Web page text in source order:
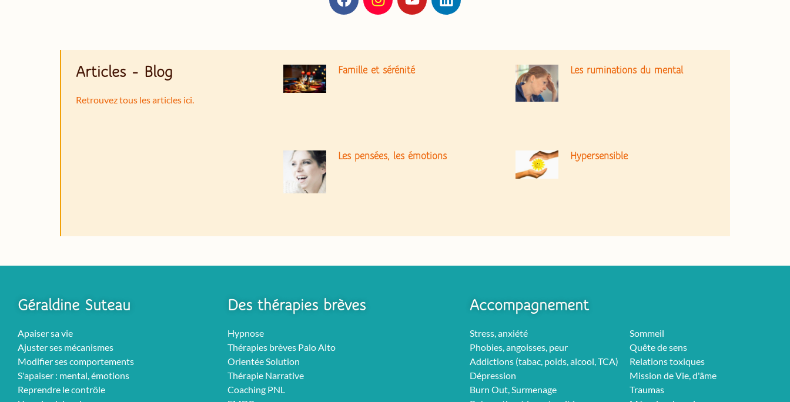
Articles - Blog
Retrouvez tous les articles ici.
Famille et sérénité Les ruminations du mental
Les pensées, les émotions Hypersensible
Géraldine Suteau
Apaiser sa vie
Ajuster ses mécanismes
Modifier ses comportements
S'apaiser : mental, émotions
Reprendre le contrôle
Des thérapies brèves
Hypnose
Thérapies brèves Palo Alto
Orientée Solution
Thérapie Narrative
Coaching PNL
Accompagnement
Stress, anxiété
Phobies, angoisses, peur
Addictions (tabac, poids, alcool, TCA)
Dépression
Burn Out, Surmenage
Sommeil
Quête de sens
Relations toxiques
Mission de Vie, d'âme
Traumas